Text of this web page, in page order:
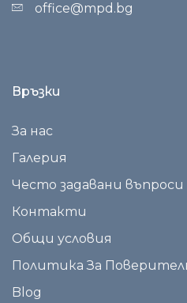
office@mpd.bg
Връзки
За нас
Галерия
Често задавани въпроси
Контакти
Общи условия
Политика За
Blog